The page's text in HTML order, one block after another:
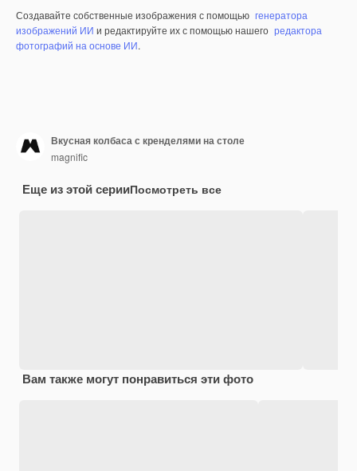
Создавайте собственные изображения с помощью генератора
изображений ИИ и редактируйте их с помощью нашего редактора
фотографий на основе ИИ.
Вкусная колбаса с кренделями на столе
magnific
Еще из этой серииПосмотреть все
Вам также могут понравиться эти фото